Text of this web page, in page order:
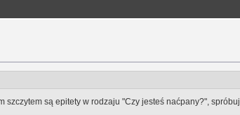
są epitety w rodzaju "Czy jesteś naćpany?",